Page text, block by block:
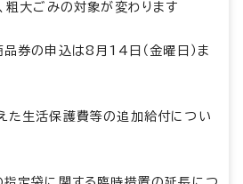
大ごみの対象が変わります
品券の申込は8月14日（金曜日）ま
た生活保護費等の追加給付につい